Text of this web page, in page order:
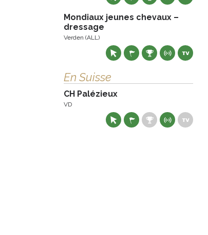
Mondiaux jeunes chevaux –
dressage
Verden (ALL)
En Suisse
CH Palézieux
VD